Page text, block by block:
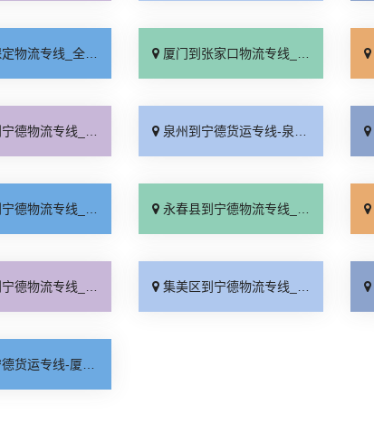
线_全程直达「高效运输」 厦门到张家口物流专线_全境派送「多久能到」
线_门到门配送「资质齐全」 泉州到宁德货运专线-泉州到宁德物流公司_整车配货「全程无虑」
线_快运直达「急你所需」 永春县到宁德物流专线_直通专线「门到门接送」
线_专线查询「直达不中转」 集美区到宁德物流专线_资质齐全「快速响应」
宁德物流公司_直达特快专线「天天发车」